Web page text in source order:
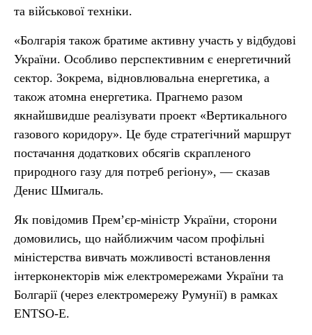
та військової техніки.
«Болгарія також братиме активну участь у відбудові
України. Особливо перспективним є енергетичний
сектор. Зокрема, відновлювальна енергетика, а
також атомна енергетика. Прагнемо разом
якнайшвидше реалізувати проект «Вертикального
газового коридору». Це буде стратегічний маршрут
постачання додаткових обсягів скрапленого
природного газу для потреб регіону», — сказав
Денис Шмигаль.
Як повідомив Прем’єр-міністр України, сторони
домовились, що найближчим часом профільні
міністерства вивчать можливості встановлення
інтерконекторів між електромережами України та
Болгарії (через електромережу Румунії) в рамках
ENTSO-E.